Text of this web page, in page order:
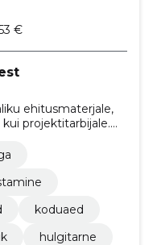
€
ehitusmaterjale,
projektitarbijale.
koduaed
hulgitarne